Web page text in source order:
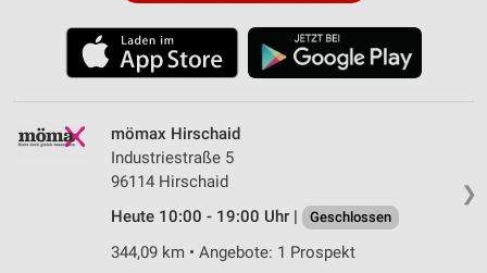
❯
mömax Hirschaid
Industriestraße 5
96114 Hirschaid
Heute 10:00 - 19:00 Uhr |
Geschlossen
344,09 km • Angebote: 1 Prospekt